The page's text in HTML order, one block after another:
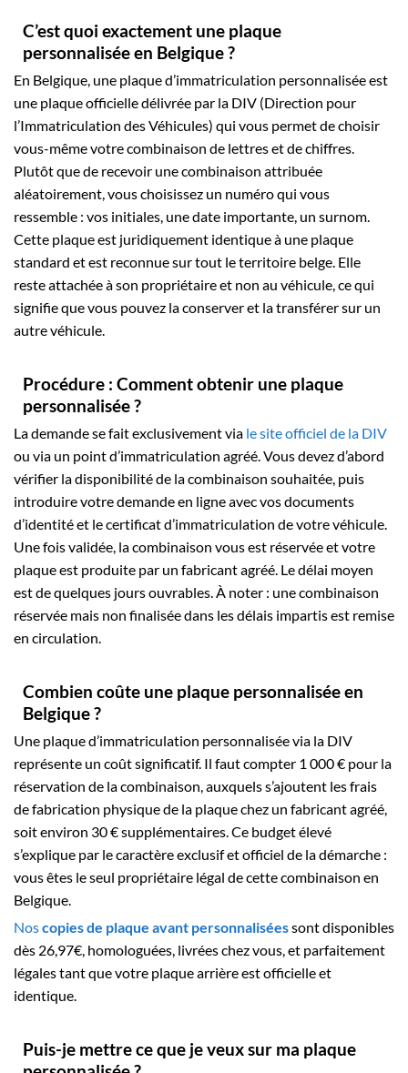
C’est quoi exactement une plaque
personnalisée en Belgique ?
En Belgique, une plaque d’immatriculation personnalisée est
une plaque officielle délivrée par la DIV (Direction pour
l’Immatriculation des Véhicules) qui vous permet de choisir
vous-même votre combinaison de lettres et de chiffres.
Plutôt que de recevoir une combinaison attribuée
aléatoirement, vous choisissez un numéro qui vous
ressemble : vos initiales, une date importante, un surnom.
Cette plaque est juridiquement identique à une plaque
standard et est reconnue sur tout le territoire belge. Elle
reste attachée à son propriétaire et non au véhicule, ce qui
signifie que vous pouvez la conserver et la transférer sur un
autre véhicule.
Procédure : Comment obtenir une plaque
personnalisée ?
La demande se fait exclusivement via le site officiel de la DIV
ou via un point d’immatriculation agréé. Vous devez d’abord
vérifier la disponibilité de la combinaison souhaitée, puis
introduire votre demande en ligne avec vos documents
d’identité et le certificat d’immatriculation de votre véhicule.
Une fois validée, la combinaison vous est réservée et votre
plaque est produite par un fabricant agréé. Le délai moyen
est de quelques jours ouvrables. À noter : une combinaison
réservée mais non finalisée dans les délais impartis est remise
en circulation.
Combien coûte une plaque personnalisée en
Belgique ?
Une plaque d’immatriculation personnalisée via la DIV
représente un coût significatif. Il faut compter 1 000 € pour la
réservation de la combinaison, auxquels s’ajoutent les frais
de fabrication physique de la plaque chez un fabricant agréé,
soit environ 30 € supplémentaires. Ce budget élevé
s’explique par le caractère exclusif et officiel de la démarche :
vous êtes le seul propriétaire légal de cette combinaison en
Belgique.
Noscopies de plaque avant personnaliséessont disponibles
dès 26,97€, homologuées, livrées chez vous, et parfaitement
légales tant que votre plaque arrière est officielle et
identique.
Puis-je mettre ce que je veux sur ma plaque